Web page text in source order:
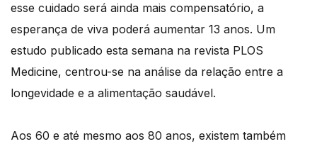
esse cuidado será ainda mais compensatório, a
esperança de viva poderá aumentar 13 anos. Um
estudo publicado esta semana na revista PLOS
Medicine, centrou-se na análise da relação entre a
longevidade e a alimentação saudável.
Aos 60 e até mesmo aos 80 anos, existem também